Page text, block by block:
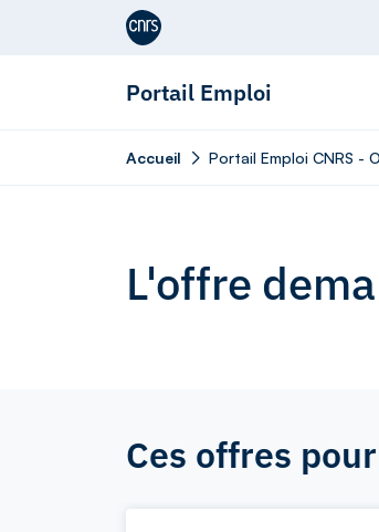
Aller au contenu
Portail Emploi
Accueil Portail Emploi CNRS -
L'offre
Ces offres